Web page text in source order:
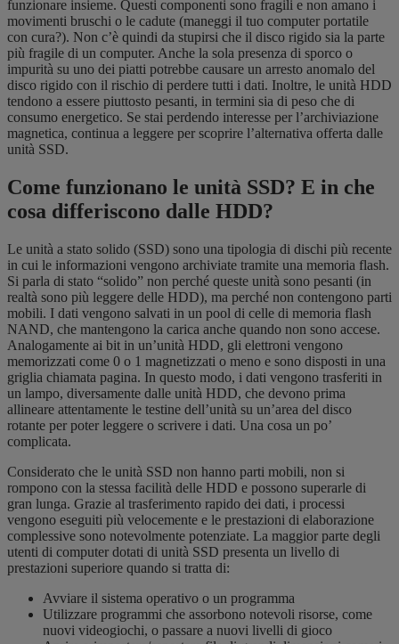
funzionare insieme. Questi componenti sono fragili e non amano i
movimenti bruschi o le cadute (maneggi il tuo computer portatile
con cura?). Non c’è quindi da stupirsi che il disco rigido sia la parte
più fragile di un computer. Anche la sola presenza di sporco o
impurità su uno dei piatti potrebbe causare un arresto anomalo del
disco rigido con il rischio di perdere tutti i dati. Inoltre, le unità HDD
tendono a essere piuttosto pesanti, in termini sia di peso che di
consumo energetico. Se stai perdendo interesse per l’archiviazione
magnetica, continua a leggere per scoprire l’alternativa offerta dalle
unità SSD.
Come funzionano le unità SSD? E in che
cosa differiscono dalle HDD?
Le unità a stato solido (SSD) sono una tipologia di dischi più recente
in cui le informazioni vengono archiviate tramite una memoria flash.
Si parla di stato “solido” non perché queste unità sono pesanti (in
realtà sono più leggere delle HDD), ma perché non contengono parti
mobili. I dati vengono salvati in un pool di celle di memoria flash
NAND, che mantengono la carica anche quando non sono accese.
Analogamente ai bit in un’unità HDD, gli elettroni vengono
memorizzati come 0 o 1 magnetizzati o meno e sono disposti in una
griglia chiamata pagina. In questo modo, i dati vengono trasferiti in
un lampo, diversamente dalle unità HDD, che devono prima
allineare attentamente le testine dell’unità su un’area del disco
rotante per poter leggere o scrivere i dati. Una cosa un po’
complicata.
Considerato che le unità SSD non hanno parti mobili, non si
rompono con la stessa facilità delle HDD e possono superarle di
gran lunga. Grazie al trasferimento rapido dei dati, i processi
vengono eseguiti più velocemente e le prestazioni di elaborazione
complessive sono notevolmente potenziate. La maggior parte degli
utenti di computer dotati di unità SSD presenta un livello di
prestazioni superiore quando si tratta di:
Avviare il sistema operativo o un programma
Utilizzare programmi che assorbono notevoli risorse, come
nuovi videogiochi, o passare a nuovi livelli di gioco